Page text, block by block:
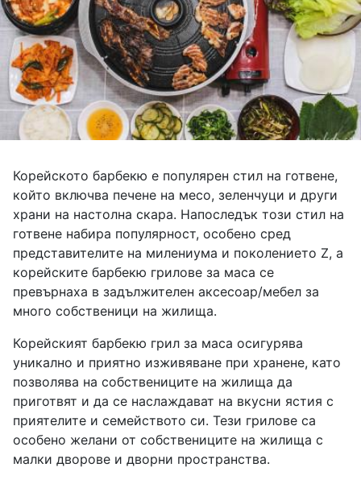
Корейското барбекю е популярен стил на готвене,
който включва печене на месо, зеленчуци и други
храни на настолна скара. Напоследък този стил на
готвене набира популярност, особено сред
представителите на милениума и поколението Z, а
корейските барбекю грилове за маса се
превърнаха в задължителен аксесоар/мебел за
много собственици на жилища.
Корейският барбекю грил за маса осигурява
уникално и приятно изживяване при хранене, като
позволява на собствениците на жилища да
приготвят и да се наслаждават на вкусни ястия с
приятелите и семейството си. Тези грилове са
особено желани от собствениците на жилища с
малки дворове и дворни пространства.